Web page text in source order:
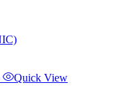
Quick View